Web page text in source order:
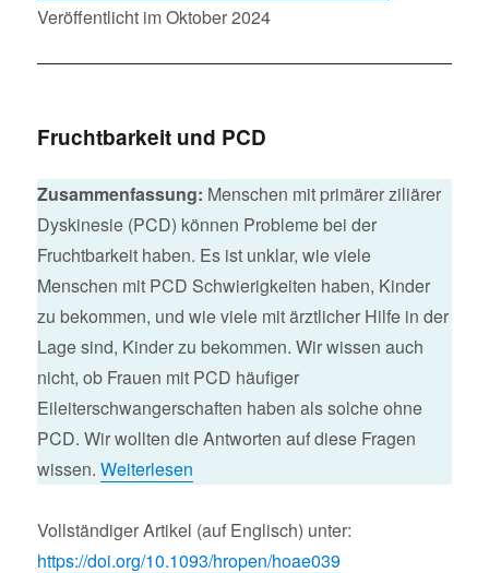
Veröffentlicht im Oktober 2024
Fruchtbarkeit und PCD
Zusammenfassung: Menschen mit primärer ziliärer
Dyskinesie (PCD) können Probleme bei der
Fruchtbarkeit haben. Es ist unklar, wie viele
Menschen mit PCD Schwierigkeiten haben, Kinder
zu bekommen, und wie viele mit ärztlicher Hilfe in der
Lage sind, Kinder zu bekommen. Wir wissen auch
nicht, ob Frauen mit PCD häufiger
Eileiterschwangerschaften haben als solche ohne
PCD. Wir wollten die Antworten auf diese Fragen
wissen.Weiterlesen
Vollständiger Artikel (auf Englisch) unter:
https://doi.org/10.1093/hropen/hoae039